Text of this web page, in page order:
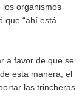
los organismos
que “ahí está
a favor de que se
esta manera, el
las trincheras